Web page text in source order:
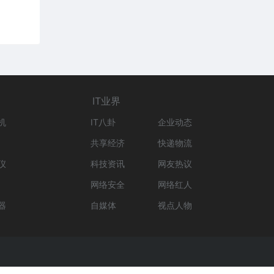
IT业界
IT八卦
企业动态
共享经济
快递物流
科技资讯
网友热议
网络安全
网络红人
自媒体
视点人物